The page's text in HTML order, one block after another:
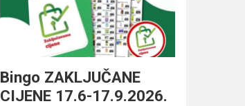
Bingo ZAKLJUČANE
CIJENE 17.6-17.9.2026.